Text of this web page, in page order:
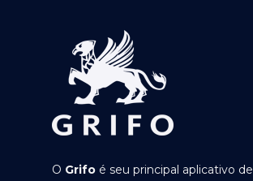
O Grifo é seu principal aplicativo de